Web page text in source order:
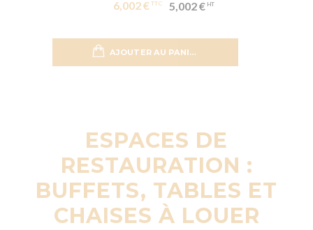
6,002 €
5,002 €
AJOUTER AU PANIER
ESPACES DE
RESTAURATION :
BUFFETS, TABLES ET
CHAISES À LOUER